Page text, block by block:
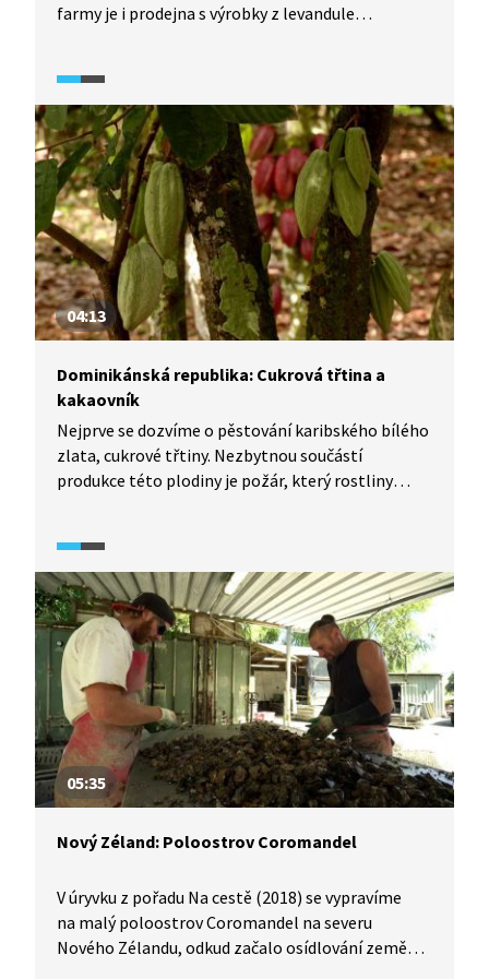
farmy je i prodejna s výrobky z levandule
sklizeň i zpracování a dozvíme se také něco
o historii pěstování levandule.
04:13
Dominikánská republika: Cukrová třtina a
kakaovník
Nejprve se dozvíme o pěstování karibského bílého
zlata, cukrové třtiny. Nezbytnou součástí
produkce této plodiny je požár, který rostliny
nachází v blízkosti plantáží. Třtinový cukr se
využívá například pro výrobu rumu nebo čokolády.
Právě kvůli produkci čokolády se v Dominikánské
republice nachází i desítky kakaových plantáží.
V závěru videa uvidíme zpracování kakaových bobů.
05:35
Nový Zéland: Poloostrov Coromandel
V úryvku z pořadu Na cestě (2018) se vypravíme
na malý poloostrov Coromandel na severu
Nového Zélandu, odkud začalo osídlování země